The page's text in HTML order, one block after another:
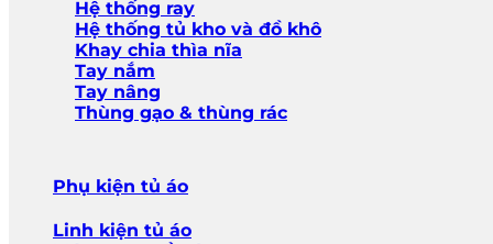
Hệ thống ray
Hệ thống tủ kho và đồ khô
Khay chia thìa nĩa
Tay nắm
Tay nâng
Thùng gạo & thùng rác
Phụ kiện tủ áo
Linh kiện tủ áo